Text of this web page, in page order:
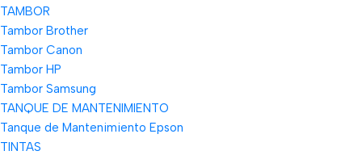
TAMBOR
Tambor Brother
Tambor Canon
Tambor HP
Tambor Samsung
TANQUE DE MANTENIMIENTO
Tanque de Mantenimiento Epson
TINTAS